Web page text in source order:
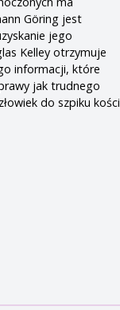
Göring jest
jego
Kelley otrzymuje
informacji, które
jak trudnego
do szpiku kości